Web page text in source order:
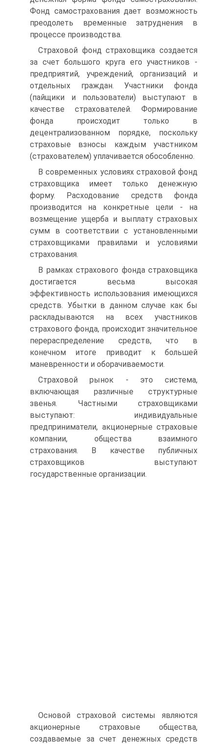
Фонд самострахования дает возможность
преодолеть временные затруднения в
процессе производства.
Страховой фонд страховщика создается
за счет большого круга его участников -
предприятий, учреждений, организаций и
отдельных граждан. Участники фонда
(пайщики и пользователи) выступают в
качестве страхователей. Формирование
фонда происходит только в
децентрализованном порядке, поскольку
страховые взносы каждым участником
(страхователем) уплачивается обособленно.
В современных условиях страховой фонд
страховщика имеет только денежную
форму. Расходование средств фонда
производится на конкретные цели - на
возмещение ущерба и выплату страховых
сумм в соответствии с установленными
страховщиками правилами и условиями
страхования.
В рамках страхового фонда страховщика
достигается весьма высокая
эффективность использования имеющихся
средств. Убытки в данном случае как бы
раскладываются на всех участников
страхового фонда, происходит значительное
перераспределение средств, что в
конечном итоге приводит к большей
маневренности и оборачиваемости.
Страховой рынок - это система,
включающая различные структурные
звенья. Частными страховщиками
выступают: индивидуальные
предприниматели, акционерные страховые
компании, общества взаимного
страхования. В качестве публичных
страховщиков выступают
государственные организации.
Основой страховой системы являются
акционерные страховые общества,
создаваемые за счет денежных средств